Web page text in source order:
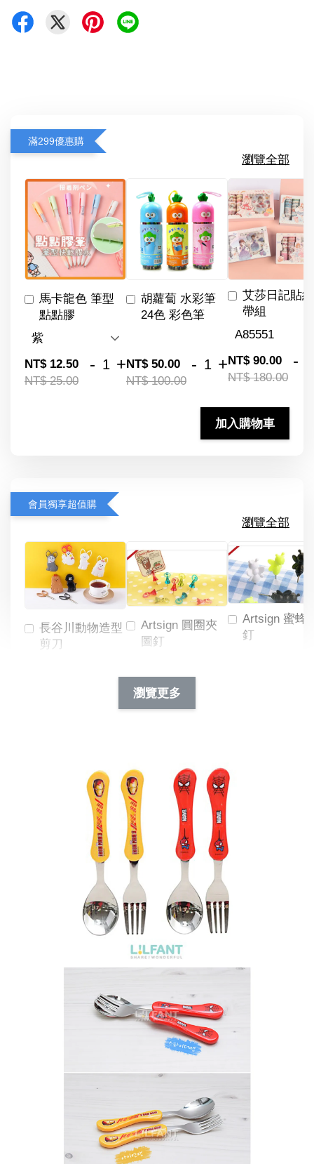
滿299優惠購
瀏覽全部
馬卡龍色 筆型
點點膠
NT$ 12.50
NT$ 25.00
- +
胡蘿蔔 水彩筆
24色 彩色筆
NT$ 50.00
NT$ 100.00
- +
艾莎日記貼
帶組
NT$ 90.00
NT$ 180.00
-
加入購物車
會員獨享超值購
瀏覽全部
長谷川動物造型
剪刀
Artsign 圓圈夾
圖釘
NT$ 19.00
NT$ 66.00
Artsign 蜜蜂
釘
瀏覽更多